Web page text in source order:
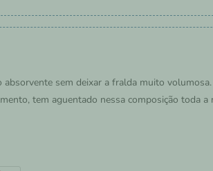
sem deixar a fralda muito
tem aguentado nessa composição toda a